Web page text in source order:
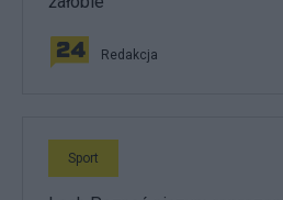
Redakcja
Sport